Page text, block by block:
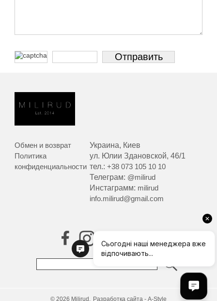
Обмен и возврат
Политика
конфиденциальности
Украина, Киев
ул. Юлии Здановской, 46/1
тел.:+38 073 105 10 10
Телеграм: @milirud
Инстаграмм: milirud
info.milirud@gmail.com
© 2026 Milirud. Разработка сайта - A-Style